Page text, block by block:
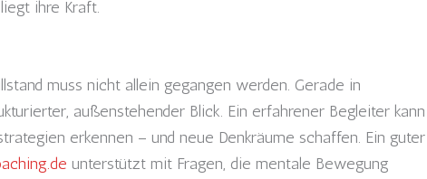
ihre Kraft.
muss nicht allein gegangen werden. Gerade in
außenstehender Blick. Ein erfahrener Begleiter kann
erkennen – und neue Denkräume schaffen. Ein guter
unterstützt mit Fragen, die mentale Bewegung